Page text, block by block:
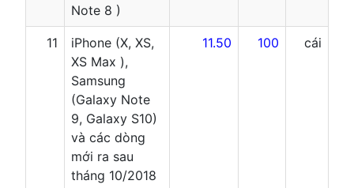
Note 8 )
11
iPhone (X, XS,
XS Max ),
Samsung
(Galaxy Note
9, Galaxy S10)
và các dòng
mới ra sau
tháng 10/2018
11.50 100 cái